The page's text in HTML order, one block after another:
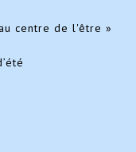
centre de l'être »